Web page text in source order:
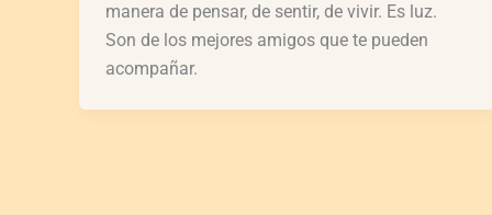
manera de pensar, de sentir, de vivir. Es luz.
Son de los mejores amigos que te pueden
acompañar.